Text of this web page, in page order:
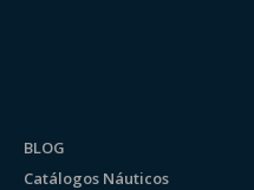
BLOG
Catálogos Náuticos